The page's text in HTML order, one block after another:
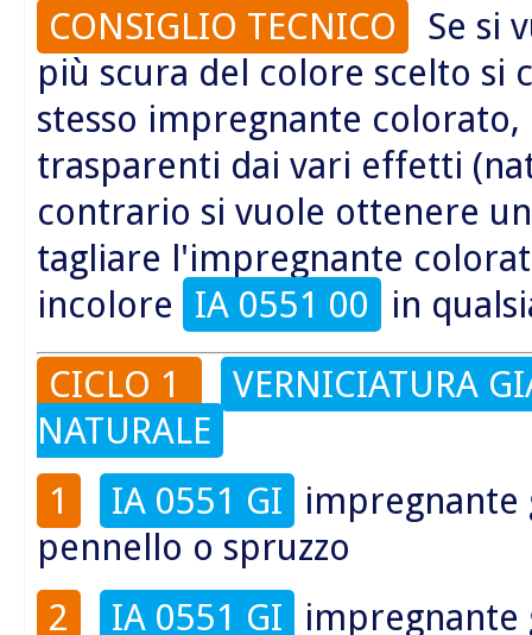
CONSIGLIO TECNICO
Se si
più scura del colore scelto si
stesso impregnante
trasparenti dai vari effetti
contrario si vuole ottenere
tagliare l'impregnante
incolore IA 0551 00
in
CICLO 1
VERNICIATURA
NATURALE
1
IA 0551 GI impregnante
pennello o spruzzo
2
IA 0551 GI impregnante